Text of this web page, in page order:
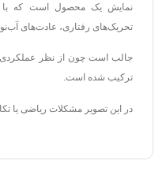
نمایش یک محصول است که با
تحریک‌های رفتاری، عادت‌های
جالب است چون از نظر عملکردی
ترکیب شده است.
در این تصویر مشکلات ریاضی یا